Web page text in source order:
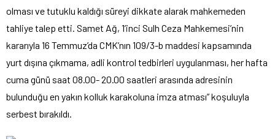
olması ve tutuklu kaldığı süreyi dikkate alarak mahkemeden
tahliye talep etti. Samet Ağ, 1’inci Sulh Ceza Mahkemesi’nin
kararıyla 16 Temmuz’da CMK’nın 109/3-b maddesi kapsamında
yurt dışına çıkmama, adli kontrol tedbirleri uygulanması, her hafta
cuma günü saat 08.00- 20.00 saatleri arasında adresinin
bulunduğu en yakın kolluk karakoluna imza atması” koşuluyla
serbest bırakıldı.